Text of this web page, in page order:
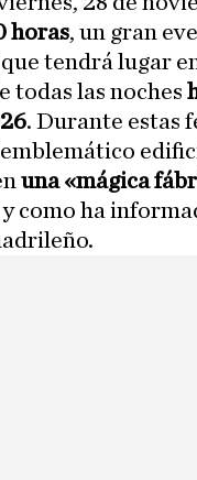
horas, un gran
tendrá lugar
todas las noches
. Durante estas
una «mágica
como ha